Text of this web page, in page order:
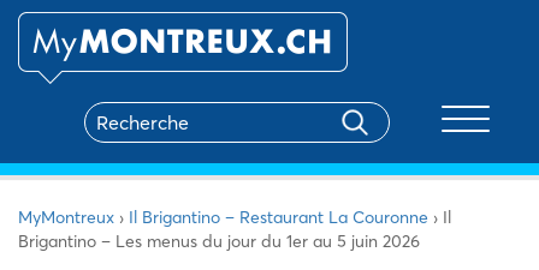
MyMontreux › Il Brigantino – Restaurant La Couronne › Il
Brigantino – Les menus du jour du 1er au 5 juin 2026